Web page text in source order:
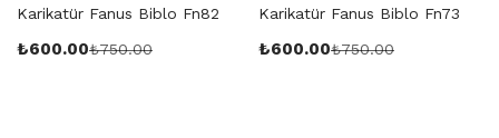
Karikatür Fanus Biblo Fn82
₺600.00₺750.00
Karikatür Fanus Biblo Fn73
₺600.00₺750.00